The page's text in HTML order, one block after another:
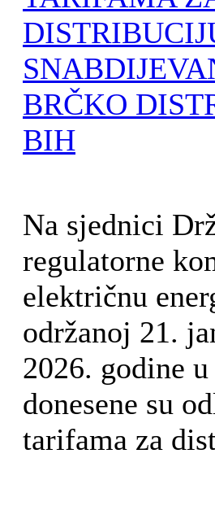
BRČKO
BIH
Na sjednici
regulatorne
električnu
održanoj 21.
2026. godine
donesene su
tarifama za